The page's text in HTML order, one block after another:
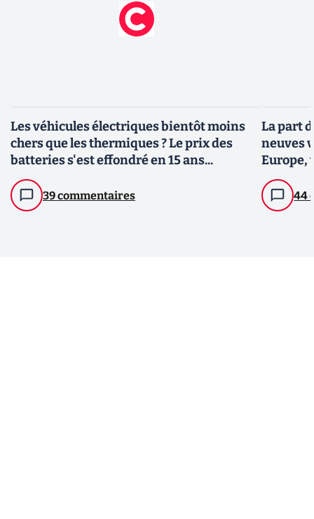
Les véhicules électriques bientôt moins
chers que les thermiques ? Le prix des
batteries s'est effondré en 15 ans...
39 commentaires
La part
neuves
Europe,
44